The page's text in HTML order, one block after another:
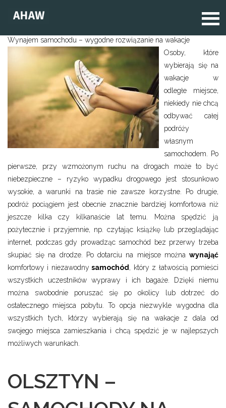
Wynajem samochodu – wygodne rozwiązanie na wakacje
Osoby, które
wybierają się na
wakacje w
odległe miejsce,
niekiedy nie chcą
odbywać całej
podróży
własnym
samochodem. Po
pierwsze, przy wzmożonym ruchu na drogach może to być
niebezpieczne – ryzyko wypadku drogowego jest stosunkowo
wysokie, a warunki na trasie nie zawsze korzystne. Po drugie,
podróż pociągiem jest obecnie znacznie bardziej komfortowa niż
jeszcze kilka czy kilkanaście lat temu. Można spędzić ją
pożytecznie i przyjemnie, np. czytając książkę lub przeglądając
internet, podczas gdy prowadząc samochód bez przerwy trzeba
skupiać się na drodze. Po dotarciu na miejsce można wynająć
komfortowy i niezawodny samochód, który z łatwością pomieści
wszystkich uczestników wyprawy i ich bagaże. Dzięki niemu
można swobodnie poruszać się po okolicy lub dotrzeć do
ostatecznego miejsca pobytu. To opcja niezwykle wygodna dla
wszystkich tych, którzy wybierają się na wakacje z dala od
swojego miejsca zamieszkania i chcą spędzić je w najlepszych
możliwych warunkach.
OLSZTYN –